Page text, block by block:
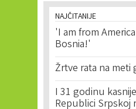
NAJČITANIJE
'I am from
Bosnia!'
Žrtve rata na meti
I 31 godinu
Republici Srpskoj